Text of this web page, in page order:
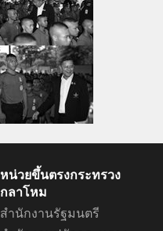
หน่วยขึ้นตรงกระทรวง
กลาโหม
สำนักงานรัฐมนตรี